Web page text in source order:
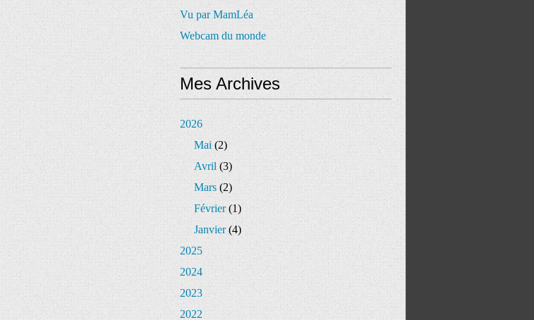
Vu par MamLéa
Webcam du monde
Mes Archives
2026
Mai(2)
Avril(3)
Mars(2)
Février(1)
Janvier(4)
2025
2024
2023
2022